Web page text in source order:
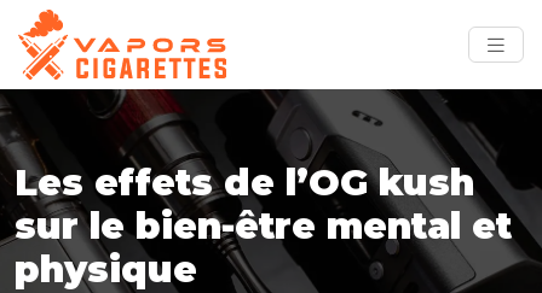
Les effets de l’OG kush
sur le bien-être mental et
physique